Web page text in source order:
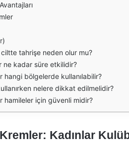
tahrişe neden olur mu?
ne kadar süre etkilidir?
hangi bölgelerde kullanılabilir?
nelere dikkat edilmelidir?
hamileler için güvenli midir?
Kadınlar